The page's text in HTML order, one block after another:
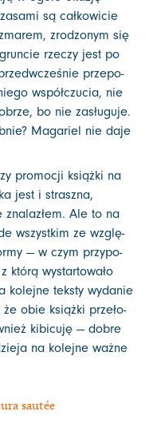
są cał­ko­wi­cie
zro­dzo­nym się
rze­czy jest po
prze­po­
współ­czu­cia, nie
bo nie zasłu­gu­je.
Maga­riel nie daje
pro­mo­cji książ­ki na
jest i strasz­na,
Ale to na
wszyst­kim ze wzglę­
— w czym przy­po­
któ­rą wystar­to­wa­ło
kolej­ne tek­sty wyda­nie
obie książ­ki prze­ło­
kibi­cu­ję — dobre
na kolej­ne waż­ne
sautée